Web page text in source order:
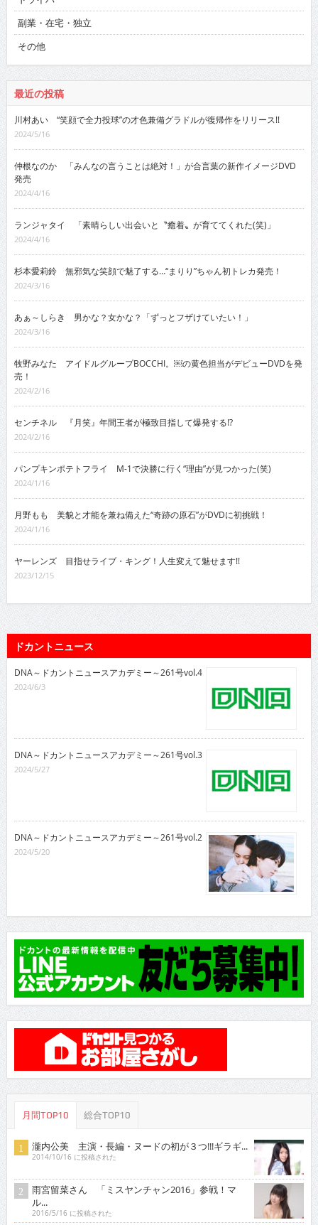
副業・在宅・独立
その他
最近の投稿
川村あい “笑顔で全力投球”の才色兼備グラドルが復帰作をリリース!!
2024/5/16
仲根なのか 「みんなの言うことは絶対！」が合言葉の新作イメージDVD
発売
2024/4/16
ランジャタイ 「素晴らしい出会いと〝癒着〟が育ててくれた(笑)」
2024/4/16
杉本愛莉鈴 無邪気な笑顔で魅了する…“まりり”ちゃん初トレカ発売！
2024/3/16
あぁ～しらき 男かな？女かな？「ずっとフザけていたい！」
2024/3/16
牧野みなた アイドルグループBOCCHI。￼の黄色担当がデビューDVDを発
売！
2024/2/16
センチネル 『月笑』年間王者が極致目指して爆発する!?
2024/2/16
パンプキンポテトフライ M-1で決勝に行く“理由”が見つかった(笑)
2024/1/16
月野もも 美貌と才能を兼ね備えた“奇跡の原石”がDVDに初挑戦！
2024/1/16
ヤーレンズ 目指せライブ・キング！人生変えて魅せます!!
2023/12/15
ドカントニュース
DNA～ドカントニュースアカデミー～261号vol.4
2024/6/3
DNA～ドカントニュースアカデミー～261号vol.3
2024/5/27
DNA～ドカントニュースアカデミー～261号vol.2
2024/5/20
月間TOP10 総合TOP10
瀧内公美 主演・長編・ヌードの初が３つ!!!ギラギ...
2014/10/16 に投稿された
雨宮留菜さん 「ミスヤンチャン2016」参戦！マ
ル...
2016/5/16 に投稿された